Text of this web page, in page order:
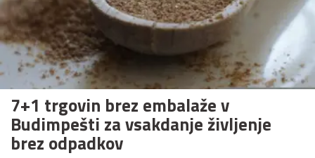
7+1 trgovin brez embalaže v
Budimpešti za vsakdanje življenje
brez odpadkov